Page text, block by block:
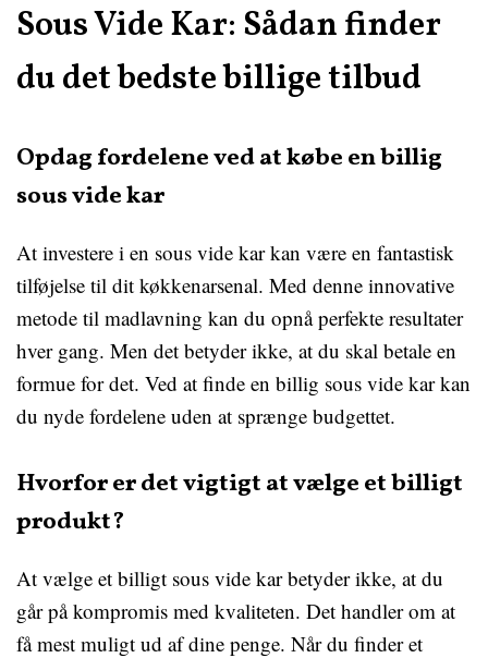
Sous Vide Kar: Sådan finder
du det bedste billige tilbud
Opdag fordelene ved at købe en billig
sous vide kar
At investere i en sous vide kar kan være en fantastisk
tilføjelse til dit køkkenarsenal. Med denne innovative
metode til madlavning kan du opnå perfekte resultater
hver gang. Men det betyder ikke, at du skal betale en
formue for det. Ved at finde en billig sous vide kar kan
du nyde fordelene uden at sprænge budgettet.
Hvorfor er det vigtigt at vælge et billigt
produkt?
At vælge et billigt sous vide kar betyder ikke, at du
går på kompromis med kvaliteten. Det handler om at
få mest muligt ud af dine penge. Når du finder et